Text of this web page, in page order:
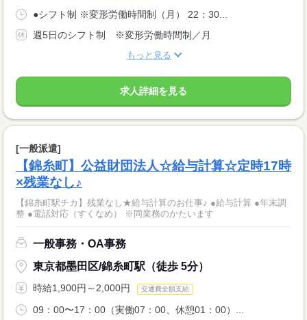
●シフト制 ※変形労働時間制（月） 22：30...
週5日のシフト制 ※変形労働時間制／月
もっと見る
求人詳細を見る
[一般派遣]
【錦糸町】公益財団法人☆給与計算☆定時17時
×残業なし♪
【錦糸町駅チカ】残業なし★給与計算のお仕事♪ ●給与計算 ●年末調
整 ●電話対応（すくなめ） ※同業務のかたいます
一般事務・OA事務
東京都墨田区/錦糸町駅（徒歩 5分）
時給1,900円～2,000円 交通費全額支給
09：00〜17：00（実働07：00、休憩01：00）...